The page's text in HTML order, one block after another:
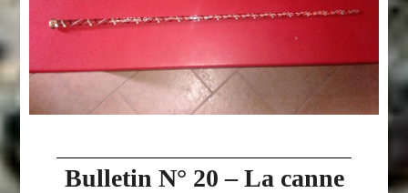
Bulletin N° 20 – La canne